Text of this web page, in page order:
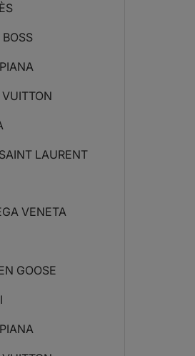
LAURENT
VENETA
GOOSE